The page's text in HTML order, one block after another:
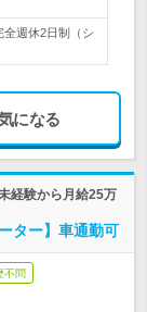
週休2日制（シ
になる
経験から月給25万
ター】車通勤可
不問